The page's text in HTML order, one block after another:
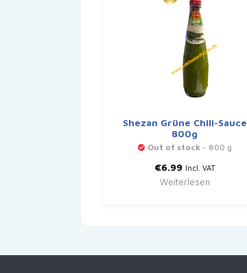
Shezan Grüne Chili-Sauce
800g
Out of stock - 800 g
€6.99 Incl. VAT
Weiterlesen